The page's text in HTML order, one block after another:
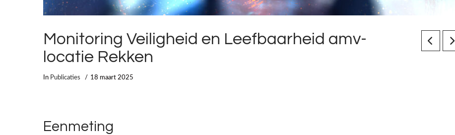
Monitoring Veiligheid en Leefbaarheid amv-
locatie Rekken
In Publicaties 18 maart 2025
Eenmeting